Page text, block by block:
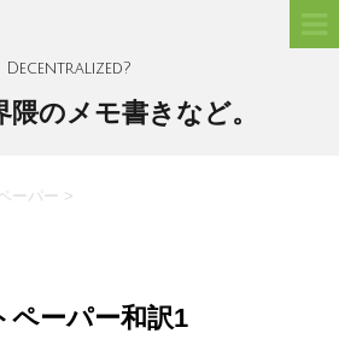
Decentralized?
隈のメモ書きなど。
ーパー >
ペーパー和訳1